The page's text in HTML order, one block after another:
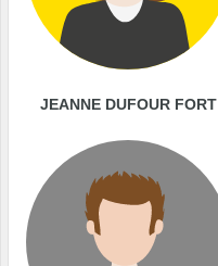
JEANNE DUFOUR FORT